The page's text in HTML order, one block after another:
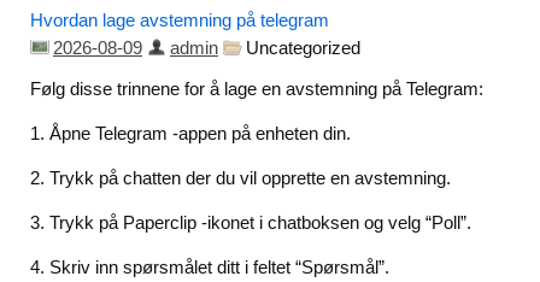
Hvordan lage avstemning på telegram
2026-08-09
admin
Uncategorized
Følg disse trinnene for å lage en avstemning på Telegram:
1. Åpne Telegram -appen på enheten din.
2. Trykk på chatten der du vil opprette en avstemning.
3. Trykk på Paperclip -ikonet i chatboksen og velg “Poll”.
4. Skriv inn spørsmålet ditt i feltet “Spørsmål”.